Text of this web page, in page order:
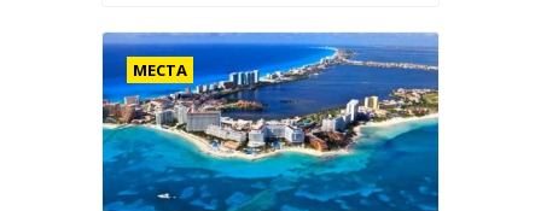
МЕСТА